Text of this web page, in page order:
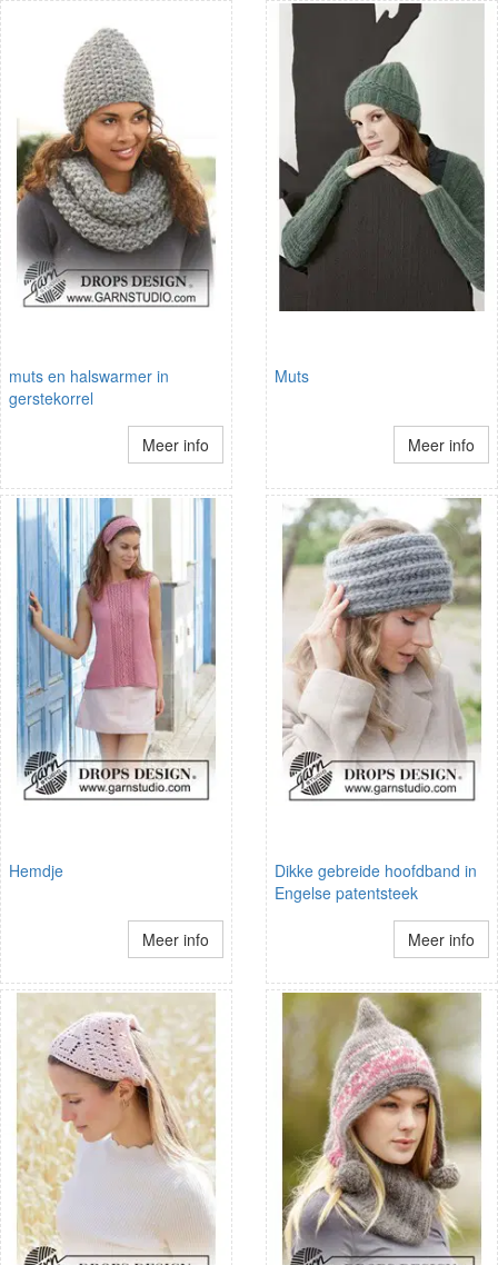
muts en halswarmer in
gerstekorrel
Meer info
Muts
Meer info
Hemdje
Meer info
Dikke gebreide hoofdband in
Engelse patentsteek
Meer info